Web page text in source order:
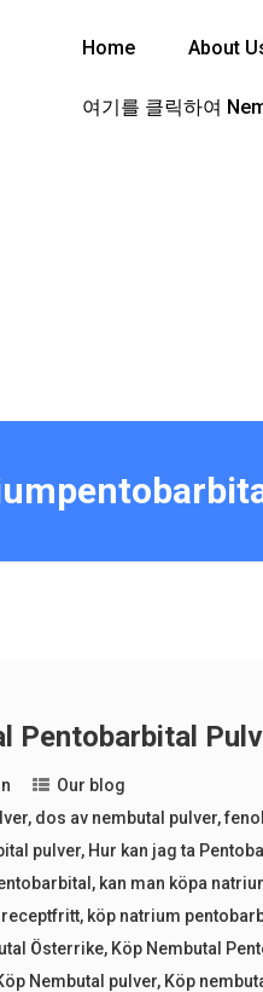
Home About
여기를 클릭하여
Pentobarbital
Our blog
, dos av nembutal pulver,
pulver, Hur kan jag ta
, kan man köpa
, köp natrium
Österrike, Köp Nembutal
Nembutal pulver, Köp